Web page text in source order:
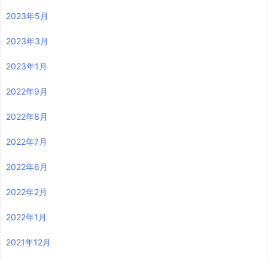
2023年5月
2023年3月
2023年1月
2022年9月
2022年8月
2022年7月
2022年6月
2022年2月
2022年1月
2021年12月